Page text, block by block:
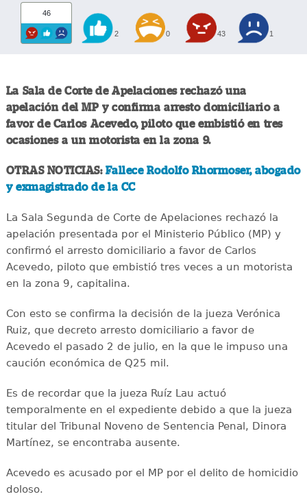
46
2 0 43 1
La Sala de Corte de Apelaciones rechazó una
apelación del MP y confirma arresto domiciliario a
favor de Carlos Acevedo, piloto que embistió en tres
ocasiones a un motorista en la zona 9.
OTRAS NOTICIAS: Fallece Rodolfo Rhormoser, abogado
y exmagistrado de la CC
La Sala Segunda de Corte de Apelaciones rechazó la
apelación presentada por el Ministerio Público (MP) y
confirmó el arresto domiciliario a favor de Carlos
Acevedo, piloto que embistió tres veces a un motorista
en la zona 9, capitalina.
Con esto se confirma la decisión de la jueza Verónica
Ruiz, que decreto arresto domiciliario a favor de
Acevedo el pasado 2 de julio, en la que le impuso una
caución económica de Q25 mil.
Es de recordar que la jueza Ruíz Lau actuó
temporalmente en el expediente debido a que la jueza
titular del Tribunal Noveno de Sentencia Penal, Dinora
Martínez, se encontraba ausente.
Acevedo es acusado por el MP por el delito de homicidio
doloso.